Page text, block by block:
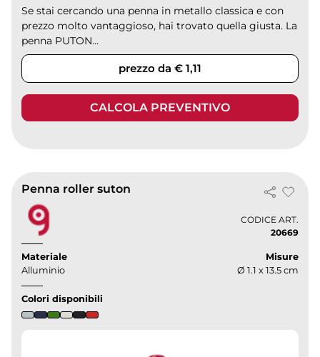
Se stai cercando una penna in metallo classica e con
prezzo molto vantaggioso, hai trovato quella giusta. La
penna PUTON...
prezzo da € 1,11
CALCOLA PREVENTIVO
Penna roller suton
CODICE ART.
20669
Materiale
Alluminio
Misure
Ø 1.1 x 13.5 cm
Colori disponibili